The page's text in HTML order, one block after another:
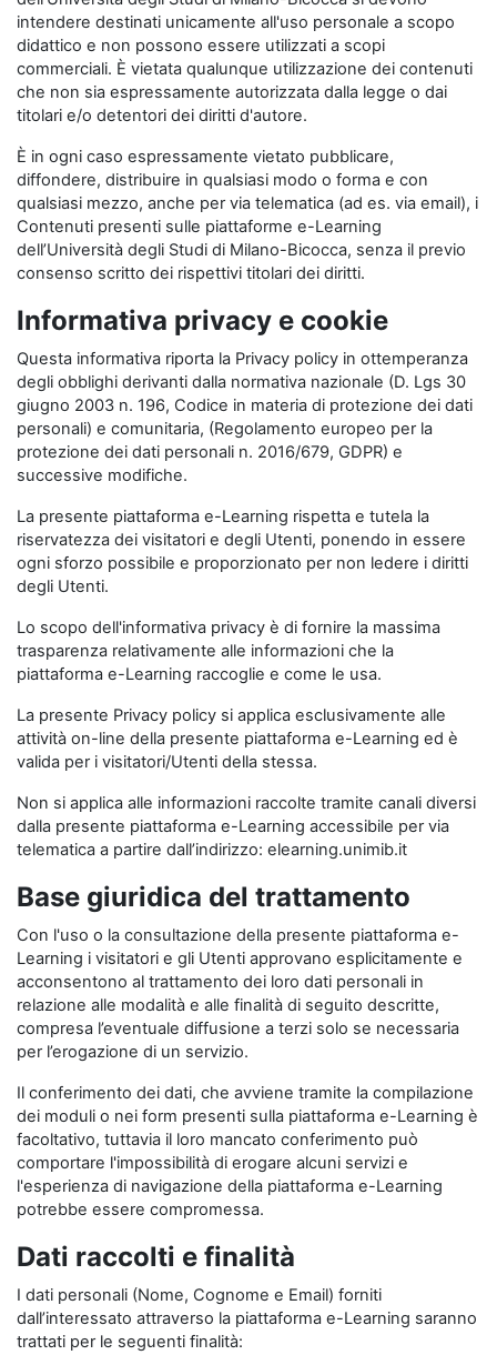
intendere destinati unicamente all'uso personale a scopo
didattico e non possono essere utilizzati a scopi
commerciali. È vietata qualunque utilizzazione dei contenuti
che non sia espressamente autorizzata dalla legge o dai
titolari e/o detentori dei diritti d'autore.
È in ogni caso espressamente vietato pubblicare,
diffondere, distribuire in qualsiasi modo o forma e con
qualsiasi mezzo, anche per via telematica (ad es. via email), i
Contenuti presenti sulle piattaforme e-Learning
dell’Università degli Studi di Milano-Bicocca, senza il previo
consenso scritto dei rispettivi titolari dei diritti.
Informativa privacy e cookie
Questa informativa riporta la Privacy policy in ottemperanza
degli obblighi derivanti dalla normativa nazionale (D. Lgs 30
giugno 2003 n. 196, Codice in materia di protezione dei dati
personali) e comunitaria, (Regolamento europeo per la
protezione dei dati personali n. 2016/679, GDPR) e
successive modifiche.
La presente piattaforma e-Learning rispetta e tutela la
riservatezza dei visitatori e degli Utenti, ponendo in essere
ogni sforzo possibile e proporzionato per non ledere i diritti
degli Utenti.
Lo scopo dell'informativa privacy è di fornire la massima
trasparenza relativamente alle informazioni che la
piattaforma e-Learning raccoglie e come le usa.
La presente Privacy policy si applica esclusivamente alle
attività on-line della presente piattaforma e-Learning ed è
valida per i visitatori/Utenti della stessa.
Non si applica alle informazioni raccolte tramite canali diversi
dalla presente piattaforma e-Learning accessibile per via
telematica a partire dall’indirizzo: elearning.unimib.it
Base giuridica del trattamento
Con l'uso o la consultazione della presente piattaforma e-
Learning i visitatori e gli Utenti approvano esplicitamente e
acconsentono al trattamento dei loro dati personali in
relazione alle modalità e alle finalità di seguito descritte,
compresa l’eventuale diffusione a terzi solo se necessaria
per l’erogazione di un servizio.
Il conferimento dei dati, che avviene tramite la compilazione
dei moduli o nei form presenti sulla piattaforma e-Learning è
facoltativo, tuttavia il loro mancato conferimento può
comportare l'impossibilità di erogare alcuni servizi e
l'esperienza di navigazione della piattaforma e-Learning
potrebbe essere compromessa.
Dati raccolti e finalità
I dati personali (Nome, Cognome e Email) forniti
dall’interessato attraverso la piattaforma e-Learning saranno
trattati per le seguenti finalità: